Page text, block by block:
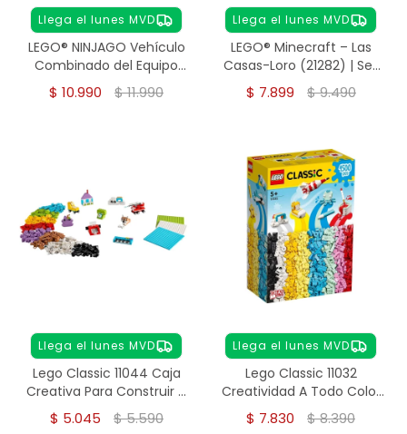
Llega el lunes MVD
LEGO® NINJAGO Vehículo
Combinado del Equipo
Ninja (71820) Set 4 en 1
$ 10.990 $11.990
Llega el lunes MVD
LEGO® Minecraft – Las
Casas-Loro (21282) | Set
de 535 Piezas
$ 7.899 $9.490
Llega el lunes MVD
Lego Classic 11044 Caja
Creativa Para Construir Y
Jugar
$ 5.045 $5.590
Llega el lunes MVD
Lego Classic 11032
Creatividad A Todo Color
1500 Pzs
$ 7.830 $8.390